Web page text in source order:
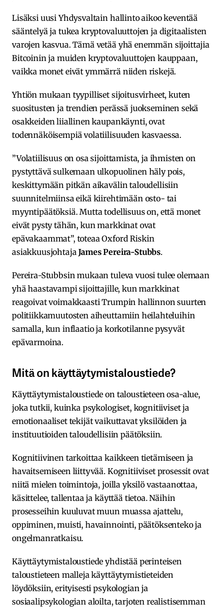
Lisäksi uusi Yhdysvaltain hallinto aikoo keventää
sääntelyä ja tukea kryptovaluuttojen ja digitaalisten
varojen kasvua. Tämä vetää yhä enemmän sijoittajia
Bitcoinin ja muiden kryptovaluuttojen kauppaan,
vaikka monet eivät ymmärrä niiden riskejä.
Yhtiön mukaan tyypilliset sijoitusvirheet, kuten
suositusten ja trendien perässä juokseminen sekä
osakkeiden liiallinen kaupankäynti, ovat
todennäköisempiä volatiilisuuden kasvaessa.
”Volatiilisuus on osa sijoittamista, ja ihmisten on
pystyttävä sulkemaan ulkopuolinen häly pois,
keskittymään pitkän aikavälin taloudellisiin
suunnitelmiinsa eikä kiirehtimään osto- tai
myyntipäätöksiä. Mutta todellisuus on, että monet
eivät pysty tähän, kun markkinat ovat
epävakaammat”, toteaa Oxford Riskin
asiakkuusjohtajaJames Pereira-Stubbs.
Pereira-Stubbsin mukaan tuleva vuosi tulee olemaan
yhä haastavampi sijoittajille, kun markkinat
reagoivat voimakkaasti Trumpin hallinnon suurten
politiikkamuutosten aiheuttamiin heilahteluihin
samalla, kun inflaatio ja korkotilanne pysyvät
epävarmoina.
Mitä on käyttäytymistaloustiede?
Käyttäytymistaloustiede on taloustieteen osa-alue,
joka tutkii, kuinka psykologiset, kognitiiviset ja
emotionaaliset tekijät vaikuttavat yksilöiden ja
instituutioiden taloudellisiin päätöksiin.
Kognitiivinen tarkoittaa kaikkeen tietämiseen ja
havaitsemiseen liittyvää. Kognitiiviset prosessit ovat
niitä mielen toimintoja, joilla yksilö vastaanottaa,
käsittelee, tallentaa ja käyttää tietoa. Näihin
prosesseihin kuuluvat muun muassa ajattelu,
oppiminen, muisti, havainnointi, päätöksenteko ja
ongelmanratkaisu.
Käyttäytymistaloustiede yhdistää perinteisen
taloustieteen malleja käyttäytymistieteiden
löydöksiin, erityisesti psykologian ja
sosiaalipsykologian aloilta, tarjoten realistisemman